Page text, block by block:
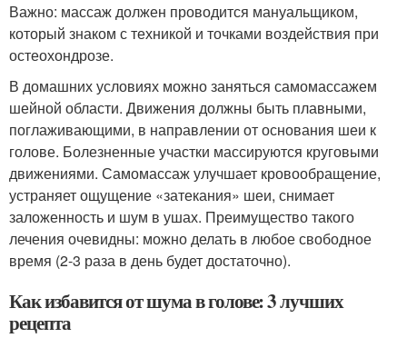
Важно: массаж должен проводится мануальщиком,
который знаком с техникой и точками воздействия при
остеохондрозе.
В домашних условиях можно заняться самомассажем
шейной области. Движения должны быть плавными,
поглаживающими, в направлении от основания шеи к
голове. Болезненные участки массируются круговыми
движениями. Самомассаж улучшает кровообращение,
устраняет ощущение «затекания» шеи, снимает
заложенность и шум в ушах. Преимущество такого
лечения очевидны: можно делать в любое свободное
время (2-3 раза в день будет достаточно).
Как избавится от шума в голове: 3 лучших
рецепта